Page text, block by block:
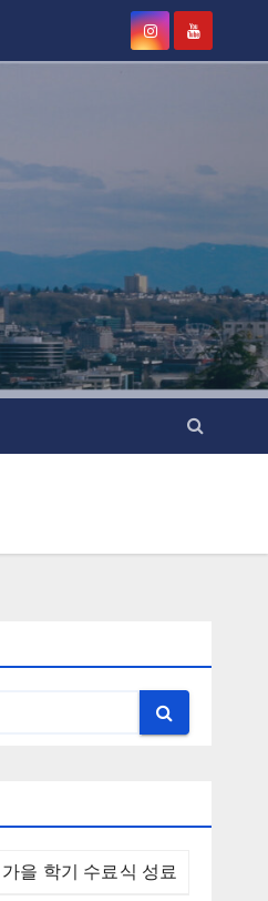
을 학기 수료식 성료